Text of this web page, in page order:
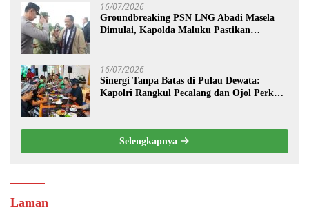
16/07/2026
Groundbreaking PSN LNG Abadi Masela
Dimulai, Kapolda Maluku Pastikan
16/07/2026
Sinergi Tanpa Batas di Pulau Dewata:
Kapolri Rangkul Pecalang dan Ojol Perkuat
Selengkapnya
Laman